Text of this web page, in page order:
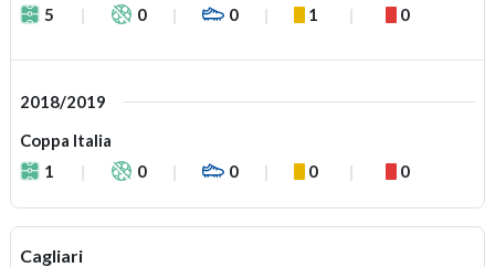
5
0 0 1 0
2018/2019
Coppa Italia
1
0 0 0 0
Cagliari